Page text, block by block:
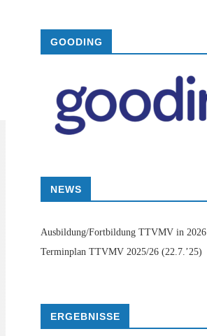
GOODING
NEWS
Ausbildung/Fortbildung TTVMV in 2026
Terminplan TTVMV 2025/26 (22.7.’25)
ERGEBNISSE